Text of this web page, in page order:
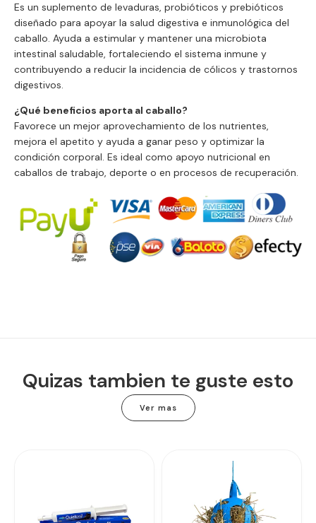
Es un suplemento de levaduras, probióticos y prebióticos
diseñado para apoyar la salud digestiva e inmunológica del
caballo. Ayuda a estimular y mantener una microbiota
intestinal saludable, fortaleciendo el sistema inmune y
contribuyendo a reducir la incidencia de cólicos y trastornos
digestivos.
¿Qué beneficios aporta al caballo?
Favorece un mejor aprovechamiento de los nutrientes,
mejora el apetito y ayuda a ganar peso y optimizar la
condición corporal. Es ideal como apoyo nutricional en
caballos de trabajo, deporte o en procesos de recuperación.
Quizas tambien te guste esto
Ver mas